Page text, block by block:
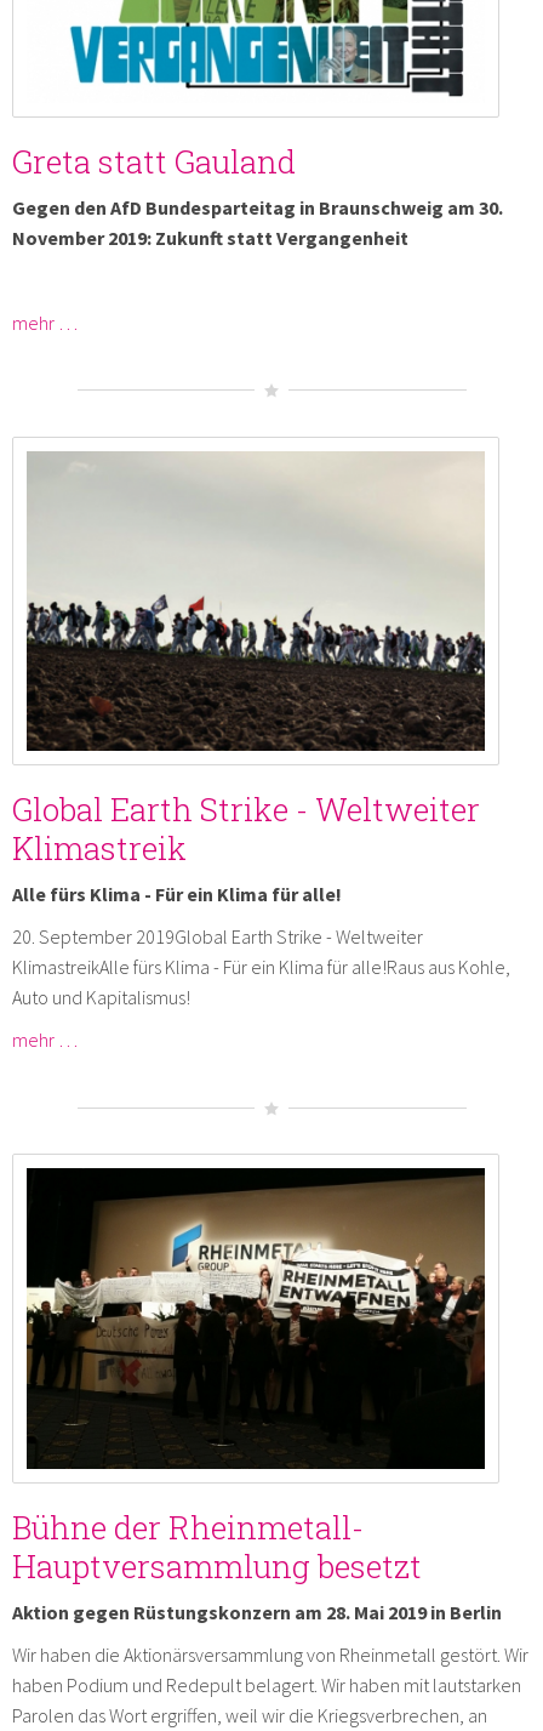
Greta statt Gauland
Gegen den AfD Bundesparteitag in Braunschweig am 30.
November 2019: Zukunft statt Vergangenheit
mehr …
Global Earth Strike - Weltweiter
Klimastreik
Alle fürs Klima - Für ein Klima für alle!
20. September 2019Global Earth Strike - Weltweiter
KlimastreikAlle fürs Klima - Für ein Klima für alle!Raus aus Kohle,
Auto und Kapitalismus!
mehr …
Bühne der Rheinmetall-
Hauptversammlung besetzt
Aktion gegen Rüstungskonzern am 28. Mai 2019 in Berlin
Wir haben die Aktionärsversammlung von Rheinmetall gestört. Wir
haben Podium und Redepult belagert. Wir haben mit lautstarken
Parolen das Wort ergriffen, weil wir die Kriegsverbrechen, an